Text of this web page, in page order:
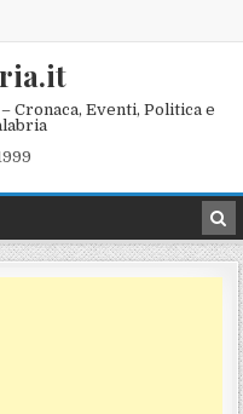
Cronaca, Eventi, Politica e